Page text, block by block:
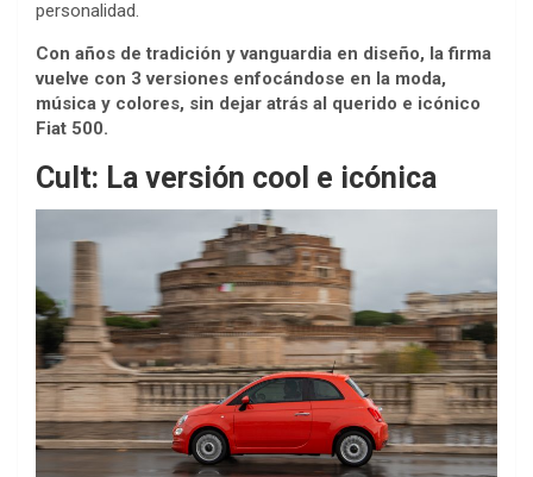
personalidad.
Con años de tradición y vanguardia en diseño, la firma
vuelve con 3 versiones enfocándose en la moda,
música y colores, sin dejar atrás al querido e icónico
Fiat 500.
Cult: La versión cool e icónica